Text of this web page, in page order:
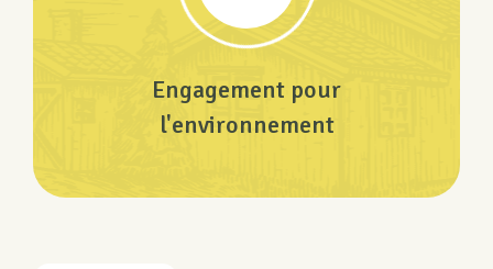
Engagement pour
l'environnement